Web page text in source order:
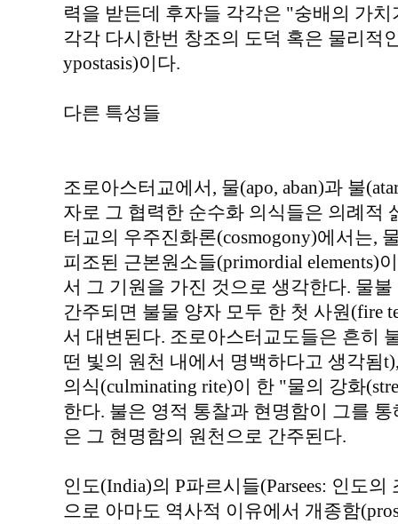
력을 받든데 후자들 각각은 "숭배의 가
각각 다시한번 창조의 도덕 혹은 물리적
ypostasis)이다.
다른 특성들
조로아스터교에서, 물(apo, aban)과 불
자로 그 협력한 순수화 의식들은 의례적
터교의 우주진화론(cosmogony)에서는,
피조된 근본원소들(primordial elements)
서 그 기원을 가진 것으로 생각한다. 물
간주되면 불물 양자 모두 한 첫 사원(fire
서 대변된다. 조로아스터교도들은 흔히
떤 빛의 원천 내에서 명백하다고 생각됨
의식(culminating rite)이 한 "물의 강화
한다. 불은 영적 통찰과 현명함이 그를
은 그 현명함의 원천으로 간주된다.
인도(India)의 P파르시들(Parsees: 인도
으로 아마도 역사적 이유에서 개종함